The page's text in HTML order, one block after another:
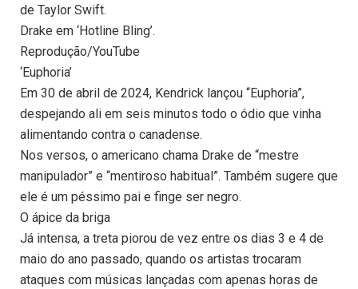
de Taylor Swift.
Drake em ‘Hotline Bling’.
Reprodução/YouTube
‘Euphoria’
Em 30 de abril de 2024, Kendrick lançou “Euphoria”,
despejando ali em seis minutos todo o ódio que vinha
alimentando contra o canadense.
Nos versos, o americano chama Drake de “mestre
manipulador” e “mentiroso habitual”. Também sugere que
ele é um péssimo pai e finge ser negro.
O ápice da briga
Já intensa, a treta piorou de vez entre os dias 3 e 4 de
maio do ano passado, quando os artistas trocaram
ataques com músicas lançadas com apenas horas de